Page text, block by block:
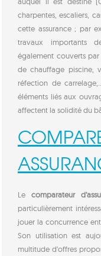
charpentes, escaliers,
cette assurance ; par
travaux importants
également couverts
de chauffage piscine,
réfection de
éléments liés aux
affectent la solidité du
Le comparateur
particulièrement
jouer la concurrence
Son utilisation est
multitude d’offres